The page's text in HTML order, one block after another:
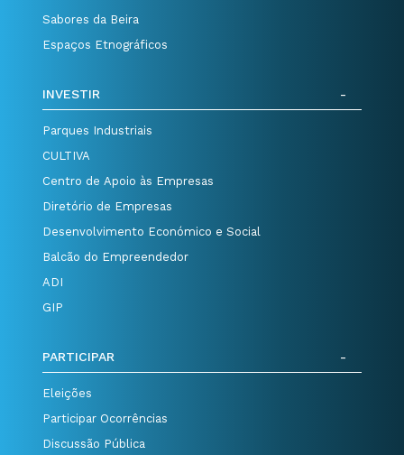
Sabores da Beira
Espaços Etnográficos
INVESTIR
Parques Industriais
CULTIVA
Centro de Apoio às Empresas
Diretório de Empresas
Desenvolvimento Económico e Social
Balcão do Empreendedor
ADI
GIP
PARTICIPAR
Eleições
Participar Ocorrências
Discussão Pública